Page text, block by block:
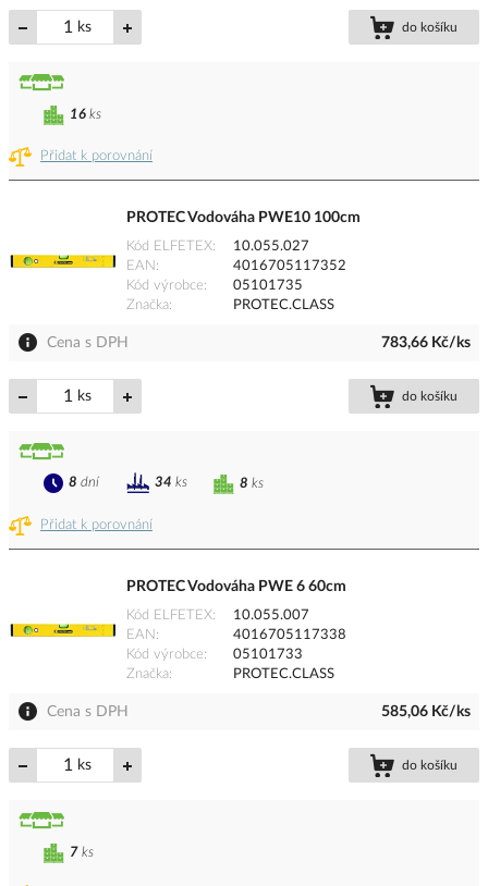
ks do košíku
Přidat k porovnání
16 ks
PROTEC Vodováha PWE10 100cm
Kód ELFETEX
10.055.027
EAN
4016705117352
Kód výrobce
05101735
Značka
PROTEC.CLASS
Cena s DPH 783,66 Kč/ks
ks do košíku
Přidat k porovnání
8 ks
8 dní 34 ks
PROTEC Vodováha PWE 6 60cm
Kód ELFETEX
10.055.007
EAN
4016705117338
Kód výrobce
05101733
Značka
PROTEC.CLASS
Cena s DPH 585,06 Kč/ks
ks do košíku
7 ks